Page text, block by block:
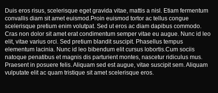
Duis eros risus, scelerisque eget gravida vitae, mattis a nisl. Etiam fermentum
convallis diam sit amet euismod.Proin euismod tortor ac tellus congue
scelerisque pretium enim volutpat. Sed ut eros ac diam dapibus commodo.
Cras non dolor sit amet erat condimentum semper vitae eu augue. Nunc id leo
elit, vitae varius orci. Sed pretium blandit suscipit. Phasellus tempus
elementum lacinia. Nunc id leo bibendum elit cursus lobortis.Cum sociis
natoque penatibus et magnis dis parturient montes, nascetur ridiculus mus.
Praesent in posuere felis. Aliquam sed est augue, vitae suscipit sem. Aliquam
vulputate elit ac quam tristique sit amet scelerisque eros.